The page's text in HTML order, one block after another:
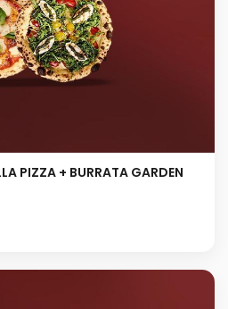
PIZZA + BURRATA GARDEN